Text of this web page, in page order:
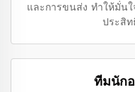
และการขนส่ง ทำให้มั่นใ
ประสิ
ทีมนัก